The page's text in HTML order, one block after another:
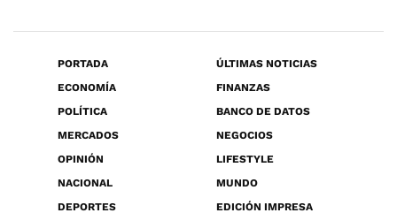
PORTADA
ÚLTIMAS NOTICIAS
ECONOMÍA
FINANZAS
POLÍTICA
BANCO DE DATOS
MERCADOS
NEGOCIOS
OPINIÓN
LIFESTYLE
NACIONAL
MUNDO
DEPORTES
EDICIÓN IMPRESA